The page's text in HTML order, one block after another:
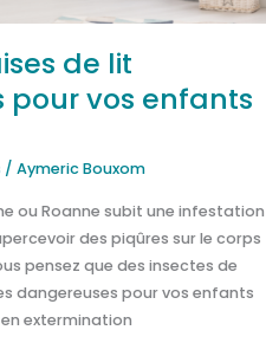
de lit
vos enfants
/ Aymeric Bouxom
ou Roanne subit une infestation
des piqûres sur le corps
pensez que des insectes de
dangereuses pour vos enfants
extermination